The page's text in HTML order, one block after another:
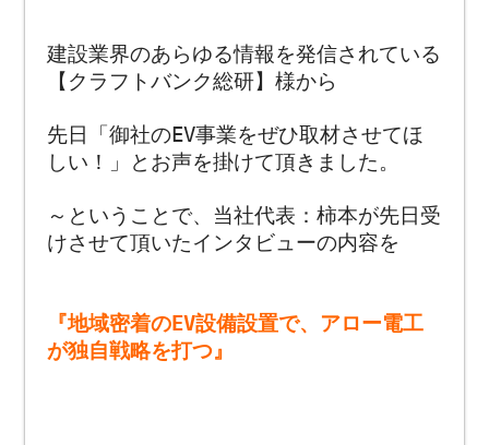
建設業界のあらゆる情報を発信されている
【クラフトバンク総研】様から
先日「御社のEV事業をぜひ取材させてほ
しい！」とお声を掛けて頂きました。
～ということで、当社代表：柿本が先日受
けさせて頂いたインタビューの内容を
『地域密着のEV設備設置で、アロー電工
が独自戦略を打つ』